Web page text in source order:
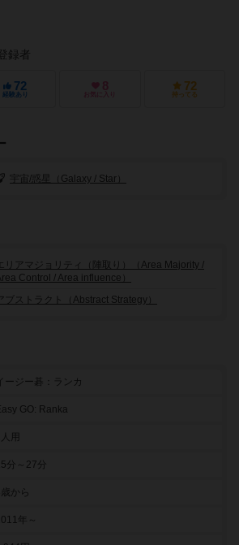
録者
72
経験あり
8
お気に入り
72
持ってる
宇宙/惑星（Galaxy / Star）
リアマジョリティ（陣取り）（Area Majority /
Control / Area influence）
アブストラクト（Abstract Strategy）
ージー碁：ランカ
GO: Ranka
用
分～27分
歳から
年～